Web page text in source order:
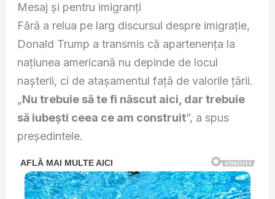
Mesaj și pentru imigranți
Fără a relua pe larg discursul despre imigrație,
Donald Trump a transmis că apartenența la
națiunea americană nu depinde de locul
nașterii, ci de atașamentul față de valorile țării.
„Nu trebuie să te fi născut aici, dar trebuie
să iubești ceea ce am construit”, a spus
președintele.